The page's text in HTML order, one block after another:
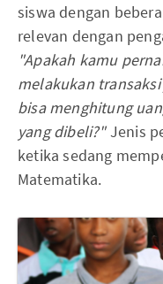
siswa dengan
relevan dengan
"Apakah kamu
melakukan
bisa menghitung
yang dibeli?"Jenis
ketika sedang
Matematika.